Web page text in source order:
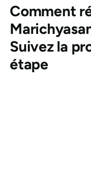
Comment
Suivez la
étape